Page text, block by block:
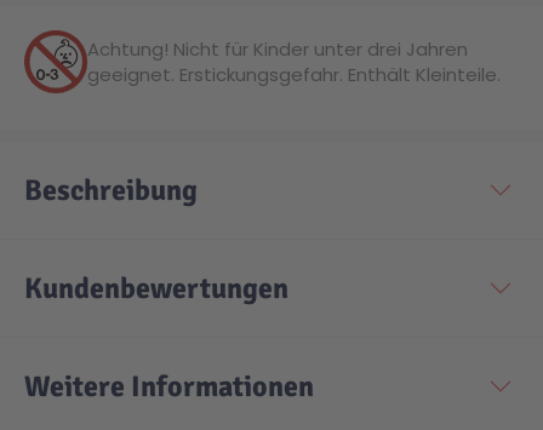
Star Wars™
Technic
Aktion
Spiel-Ei
Achtung! Nicht für Kinder unter drei Jahren
geeignet. Erstickungsgefahr. Enthält Kleinteile.
Beschreibung
Kundenbewertungen
Weitere Informationen